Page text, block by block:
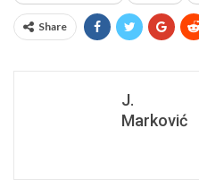
Share
J.
Marković